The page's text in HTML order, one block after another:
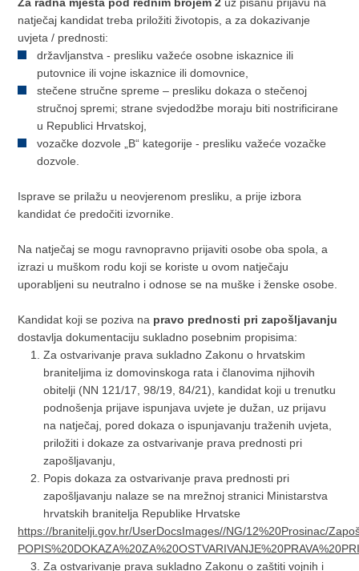
natječaj kandidat treba priložiti životopis, a za dokazivanje
uvjeta / prednosti:
državljanstva - presliku važeće osobne iskaznice ili
putovnice ili vojne iskaznice ili domovnice,
stečene stručne spreme – presliku dokaza o stečenoj
stručnoj spremi; strane svjedodžbe moraju biti nostrificirane
u Republici Hrvatskoj,
vozačke dozvole „B“ kategorije - presliku važeće vozačke
dozvole.
Isprave se prilažu u neovjerenom presliku, a prije izbora
kandidat će predočiti izvornike.
Na natječaj se mogu ravnopravno prijaviti osobe oba spola, a
izrazi u muškom rodu koji se koriste u ovom natječaju
uporabljeni su neutralno i odnose se na muške i ženske osobe.
Kandidat koji se poziva na pravo prednosti pri zapošljavanju
dostavlja dokumentaciju sukladno posebnim propisima:
Za ostvarivanje prava sukladno Zakonu o hrvatskim
braniteljima iz domovinskoga rata i članovima njihovih
obitelji (NN 121/17, 98/19, 84/21), kandidat koji u trenutku
podnošenja prijave ispunjava uvjete je dužan, uz prijavu
na natječaj, pored dokaza o ispunjavanju traženih uvjeta,
priložiti i dokaze za ostvarivanje prava prednosti pri
zapošljavanju,
Popis dokaza za ostvarivanje prava prednosti pri
zapošljavanju nalaze se na mrežnoj stranici Ministarstva
hrvatskih branitelja Republike Hrvatske
https://branitelji.gov.hr/UserDocsImages//NG/12%20Prosinac/
Za ostvarivanje prava sukladno Zakonu o zaštiti vojnih i